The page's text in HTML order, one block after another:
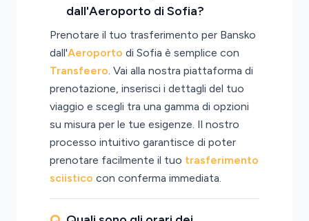
dall'Aeroporto di Sofia?
Prenotare il tuo trasferimento per Bansko
dall'Aeroporto di Sofia è semplice con
Transfeero. Vai alla nostra piattaforma di
prenotazione, inserisci i dettagli del tuo
viaggio e scegli tra una gamma di opzioni
su misura per le tue esigenze. Il nostro
processo intuitivo garantisce di poter
prenotare facilmente il tuo trasferimento
sciistico con conferma immediata.